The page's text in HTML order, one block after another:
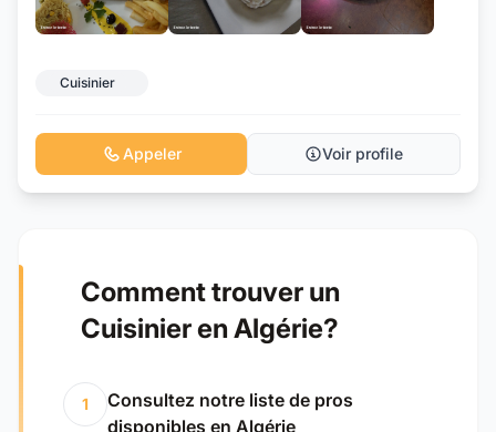
Cuisinier
Appeler Voir profile
Comment trouver un
Cuisinier en Algérie?
1
Consultez notre liste de pros
disponibles en Algérie